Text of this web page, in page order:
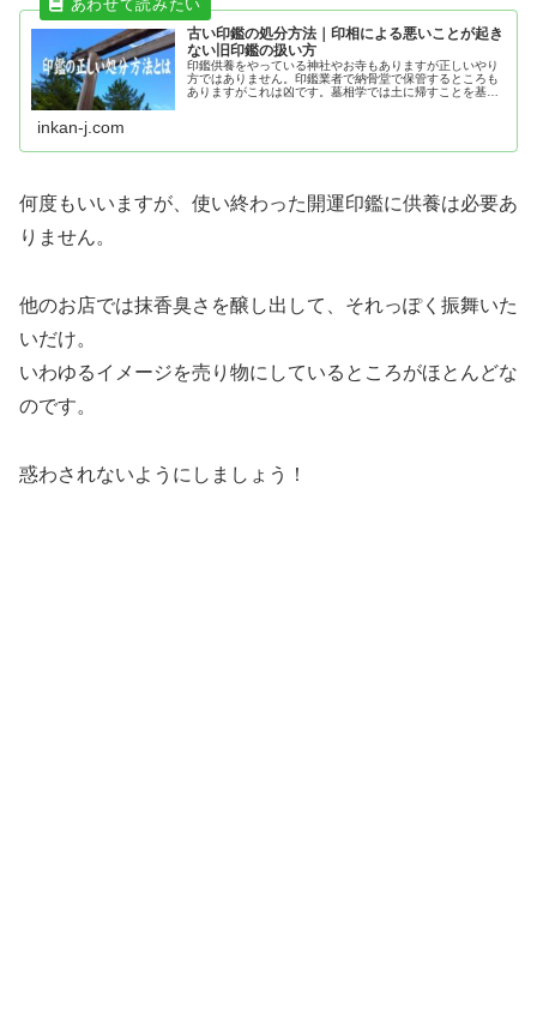
古い印鑑の処分方法｜印相による悪いことが起き
ない旧印鑑の扱い方
印鑑供養をやっている神社やお寺もありますが正しいやり
方ではありません。印鑑業者で納骨堂で保管するところも
ありますがこれは凶です。墓相学では土に帰すことを基本
inkan-j.com
何度もいいますが、使い終わった開運印鑑に供養は必要あ
りません。
他のお店では抹香臭さを醸し出して、それっぽく振舞いた
いだけ。
いわゆるイメージを売り物にしているところがほとんどな
のです。
惑わされないようにしましょう！